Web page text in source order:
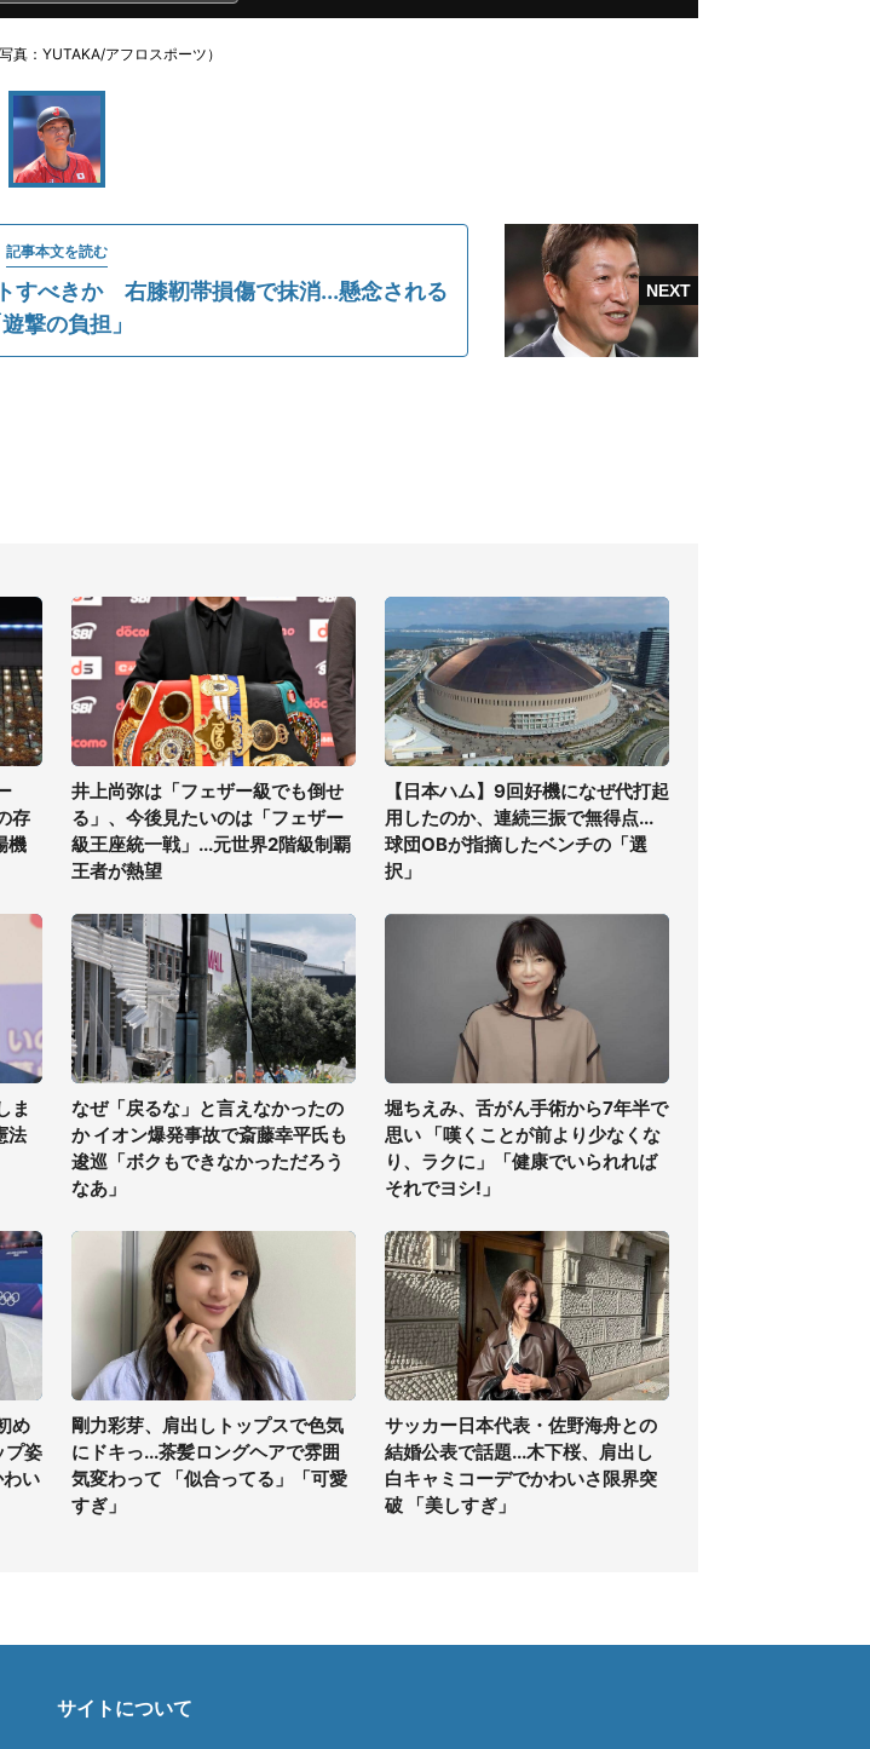
真：YUTAKA/アフロスポーツ）
記事本文を読む
すべきか 右膝靭帯損傷で抹消...懸念される
遊撃の負担」
存
機
井上尚弥は「フェザー級でも倒せ
る」、今後見たいのは「フェザー
級王座統一戦」...元世界2階級制覇
王者が熱望
【日本ハム】9回好機になぜ代打起
用したのか、連続三振で無得点...
球団OBが指摘したベンチの「選
択」
ま
法
なぜ「戻るな」と言えなかったの
か イオン爆発事故で斎藤幸平氏も
逡巡「ボクもできなかっただろう
なあ」
堀ちえみ、舌がん手術から7年半で
思い 「嘆くことが前より少なくな
り、ラクに」「健康でいられれば
それでヨシ!」
め
プ姿
い
剛力彩芽、肩出しトップスで色気
にドキっ...茶髪ロングヘアで雰囲
気変わって 「似合ってる」「可愛
すぎ」
サッカー日本代表・佐野海舟との
結婚公表で話題...木下桜、肩出し
白キャミコーデでかわいさ限界突
破 「美しすぎ」
サイトについて